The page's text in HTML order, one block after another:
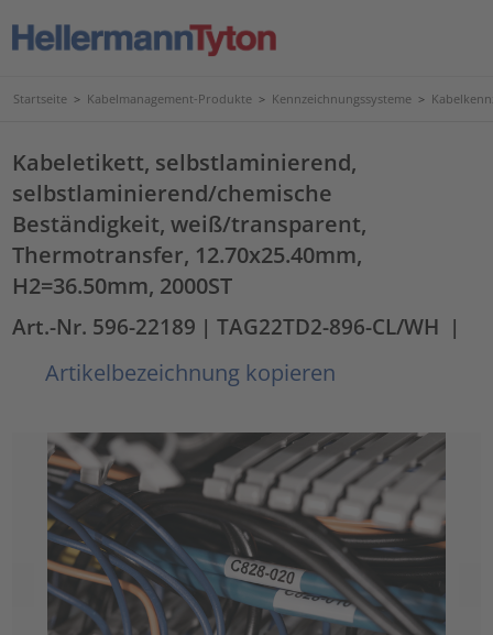
Startseite > Kabelmanagement-Produkte > Kennzeichnungssysteme >
Kabeletikett, selbstlaminierend,
selbstlaminierend/chemische
Beständigkeit, weiß/transparent,
Thermotransfer, 12.70x25.40mm,
H2=36.50mm, 2000ST
Art.-Nr. 596-22189 | TAG22TD2-896-CL/WH |
Artikelbezeichnung kopieren